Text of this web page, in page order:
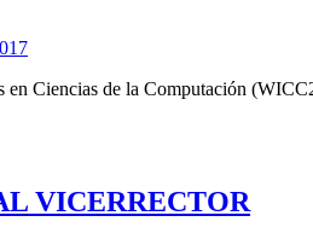
Ciencias de la Computación
VICERRECTOR